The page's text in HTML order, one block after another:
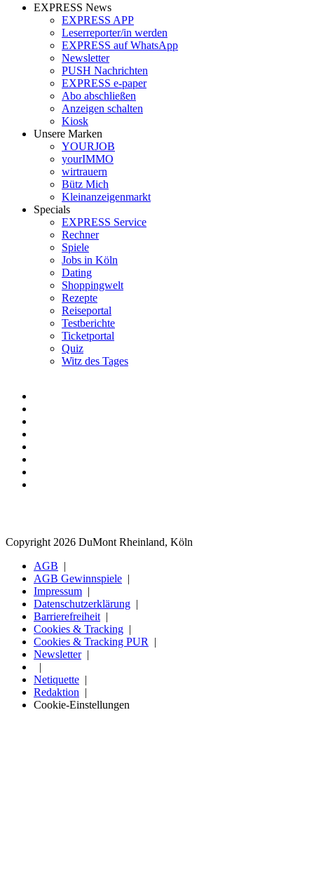
EXPRESS News
EXPRESS APP
Leserreporter/in werden
EXPRESS auf WhatsApp
Newsletter
PUSH Nachrichten
EXPRESS e-paper
Abo abschließen
Anzeigen schalten
Kiosk
Unsere Marken
YOURJOB
yourIMMO
wirtrauern
Bütz Mich
Kleinanzeigenmarkt
Specials
EXPRESS Service
Rechner
Spiele
Jobs in Köln
Dating
Shoppingwelt
Rezepte
Reiseportal
Testberichte
Ticketportal
Quiz
Witz des Tages
Copyright 2026 DuMont Rheinland, Köln
AGB
AGB Gewinnspiele
Impressum
Datenschutzerklärung
Barrierefreiheit
Cookies & Tracking
Cookies & Tracking PUR
Newsletter
Netiquette
Redaktion
Cookie-Einstellungen